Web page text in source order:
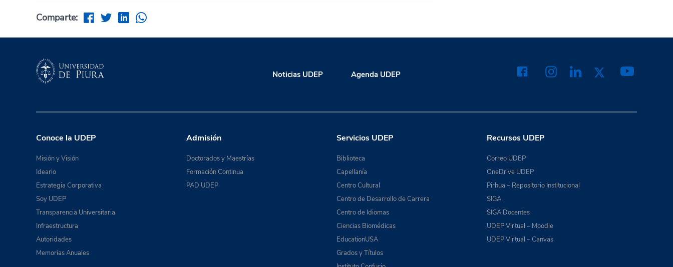
Comparte:
Noticias UDEP Agenda UDEP
Conoce la UDEP
Misión y Visión
Ideario
Estrategia Corporativa
Soy UDEP
Transparencia Universitaria
Infraestructura
Autoridades
Memorias Anuales
Admisión
Doctorados y Maestrías
Formación Continua
PAD UDEP
Servicios UDEP
Biblioteca
Capellanía
Centro Cultural
Centro de Desarrollo de Carrera
Centro de Idiomas
Ciencias Biomédicas
EducationUSA
Grados y Títulos
Recursos UDEP
Correo UDEP
OneDrive UDEP
Pirhua – Repositorio Institucional
SIGA
SIGA Docentes
UDEP Virtual – Moodle
UDEP Virtual – Canvas